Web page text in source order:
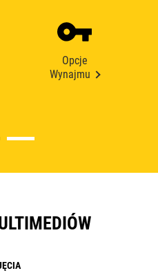
Opcje
Wynajmu